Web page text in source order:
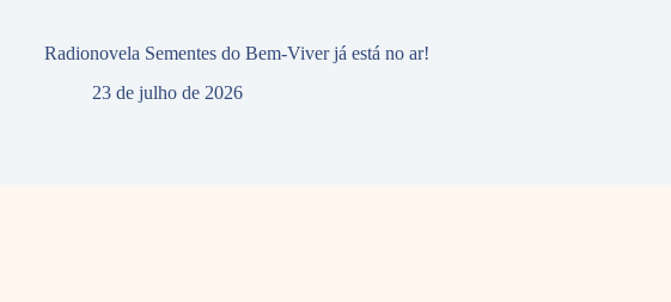
Radionovela Sementes do Bem-Viver já está no ar!
23 de julho de 2026